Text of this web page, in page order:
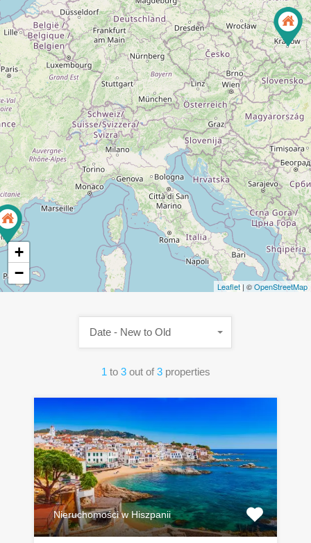
+
−
Leaflet | ©OpenStreetMap
1 to 3 out of 3 properties
Date - New to Old
Nieruchomości w Hiszpanii